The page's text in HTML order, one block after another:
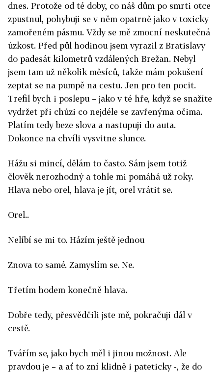
dnes. Protože od té doby, co náš dům po smrti otce
zpustnul, pohybuji se v něm opatrně jako v toxicky
zamořeném pásmu. Vždy se mě zmocní neskutečná
úzkost. Před půl hodinou jsem vyrazil z Bratislavy
do padesát kilometrů vzdálených Brežan. Nebyl
jsem tam už několik měsíců, takže mám pokušení
zeptat se na pumpě na cestu. Jen pro ten pocit.
Trefil bych i poslepu – jako v té hře, když se snažíte
vydržet při chůzi co nejdéle se zavřenýma očima.
Platím tedy beze slova a nastupuji do auta.
Dokonce na chvíli vysvitne slunce.
Hážu si mincí, dělám to často. Sám jsem totiž
člověk nerozhodný a tohle mi pomáhá už roky.
Hlava nebo orel, hlava je jít, orel vrátit se.
Orel..
Nelíbí se mi to. Házím ještě jednou
Znova to samé. Zamyslím se. Ne.
Třetím hodem konečně hlava.
Dobře tedy, přesvědčili jste mě, pokračuji dál v
cestě.
Tvářím se, jako bych měl i jinou možnost. Ale
pravdou je – a ať to zní klidně i pateticky -, že do